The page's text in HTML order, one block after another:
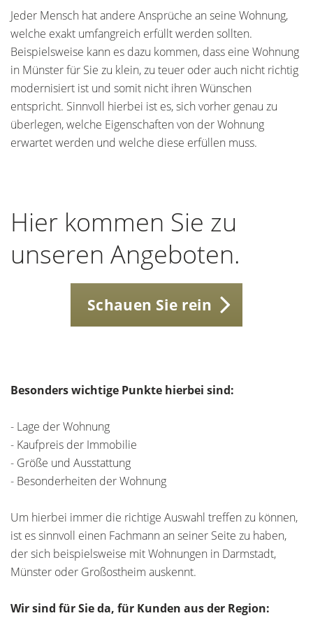
Jeder Mensch hat andere Ansprüche an seine Wohnung,
welche exakt umfangreich erfüllt werden sollten.
Beispielsweise kann es dazu kommen, dass eine Wohnung
in Münster für Sie zu klein, zu teuer oder auch nicht richtig
modernisiert ist und somit nicht ihren Wünschen
entspricht. Sinnvoll hierbei ist es, sich vorher genau zu
überlegen, welche Eigenschaften von der Wohnung
erwartet werden und welche diese erfüllen muss.
Hier kommen Sie zu
unseren Angeboten.
Schauen Sie rein
Besonders wichtige Punkte hierbei sind:
- Lage der Wohnung
- Kaufpreis der Immobilie
- Größe und Ausstattung
- Besonderheiten der Wohnung
Um hierbei immer die richtige Auswahl treffen zu können,
ist es sinnvoll einen Fachmann an seiner Seite zu haben,
der sich beispielsweise mit Wohnungen in Darmstadt,
Münster oder Großostheim auskennt.
Wir sind für Sie da, für Kunden aus der Region: